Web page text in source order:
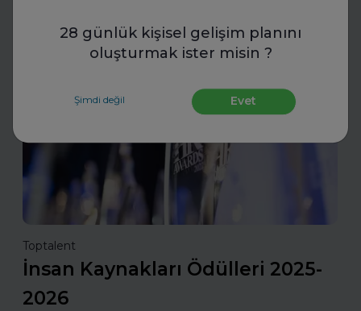
28 günlük kişisel gelişim planını
oluşturmak ister misin ?
Şimdi değil Evet
Daha fazla oku
Toptalent
İnsan Kaynakları Ödülleri 2025-
2026